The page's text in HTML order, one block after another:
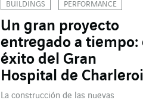
BUILDINGS PERFORMANCE
Un gran proyecto
entregado a tiempo:
éxito del Gran
Hospital de Charleroi
La construcción de las nuevas